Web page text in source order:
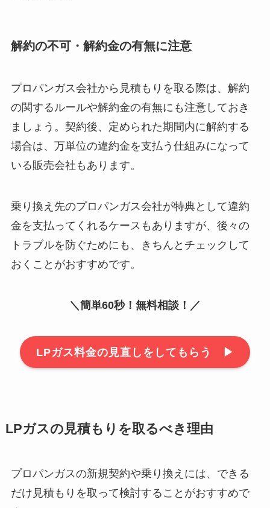
解約の不可・解約金の有無に注意
プロパンガス会社から見積もりを取る際は、解約
の関するルールや解約金の有無にも注意しておき
ましょう。契約後、定められた期間内に解約する
場合は、万単位の違約金を支払う仕組みになって
いる販売会社もあります。
乗り換え先のプロパンガス会社が特典として違約
金を支払ってくれるケースもありますが、後々の
トラブルを防ぐためにも、きちんとチェックして
おくことがおすすめです。
＼簡単60秒！無料相談！／
LPガス料金の見直しをしてもらう ▶︎
LPガスの見積もりを取るべき理由
プロパンガスの新規契約や乗り換えには、できる
だけ見積もりを取って検討することがおすすめで